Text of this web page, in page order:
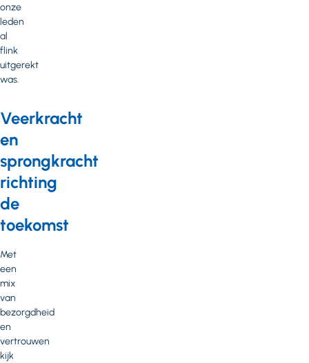
onze
leden
al
flink
uitgerekt
was.
Veerkracht
en
sprongkracht
richting
de
toekomst
Met
een
mix
van
bezorgdheid
en
vertrouwen
kijk